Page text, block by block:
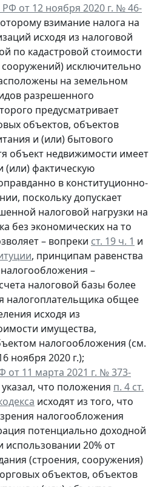
от 12 ноября 2020 г. № 46-
взимание налога на
исходя из налоговой
по кадастровой стоимости
исключительно
на земельном
разрешенного
предусматривает
объектов, объектов
и (или) бытового
объект недвижимости имеет
(или) фактическую
в конституционно-
поскольку допускает
налоговой нагрузки на
без экономических на то
– вопреки ст. 19 ч. 1 и
, принципам равенства
–
налоговой базы более
налогоплательщика общее
исходя из
имущества,
налогообложения (см.
ноября 2020 г.);
от 11 марта 2021 г. № 373-
что положения п. 4 ст.
исходят из того, что
налогообложения
потенциально доходной
20% от
(строения, сооружения)
объектов, объектов